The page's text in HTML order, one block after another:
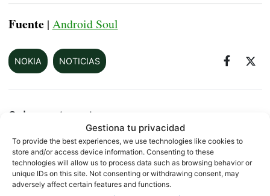
Gestiona tu privacidad
To provide the best experiences, we use technologies like cookies to
store and/or access device information. Consenting to these
technologies will allow us to process data such as browsing behavior or
unique IDs on this site. Not consenting or withdrawing consent, may
adversely affect certain features and functions.
Fuente| Android Soul
NOKIA NOTICIAS
Sobre este autor